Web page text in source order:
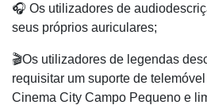
🎧 Os utilizadores de
seus próprios auriculares;
🎬Os utilizadores de legendas
requisitar um suporte de
Cinema City Campo Pequeno e